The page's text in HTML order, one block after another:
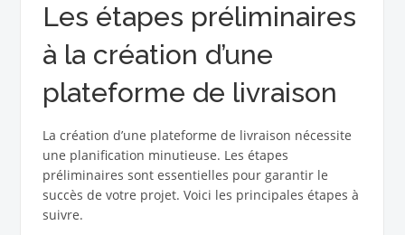
Les étapes préliminaires
à la création d’une
plateforme de livraison
La création d’une plateforme de livraison nécessite
une planification minutieuse. Les étapes
préliminaires sont essentielles pour garantir le
succès de votre projet. Voici les principales étapes à
suivre.